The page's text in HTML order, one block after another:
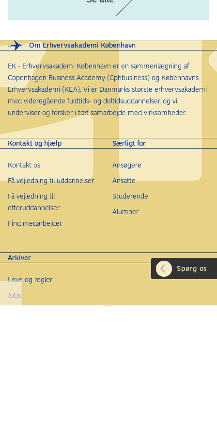
Spørg os
Om Erhvervsakademi København
EK - Erhvervsakademi København er en sammenlægning af
Copenhagen Business Academy (Cphbusiness) og Københavns
Erhvervsakademi (KEA). Vi er Danmarks største erhvervsakademi
med videregående fuldtids- og deltidsuddannelser, og vi
underviser og forsker i tæt samarbejde med virksomheder.
Kontakt og hjælp
Kontakt os
Få vejledning til uddannelser
Få vejledning til
efteruddannelser
Find medarbejder
Særligt for
Ansøgere
Ansatte
Studerende
Alumner
Arkiver
Love og regler
Jobs